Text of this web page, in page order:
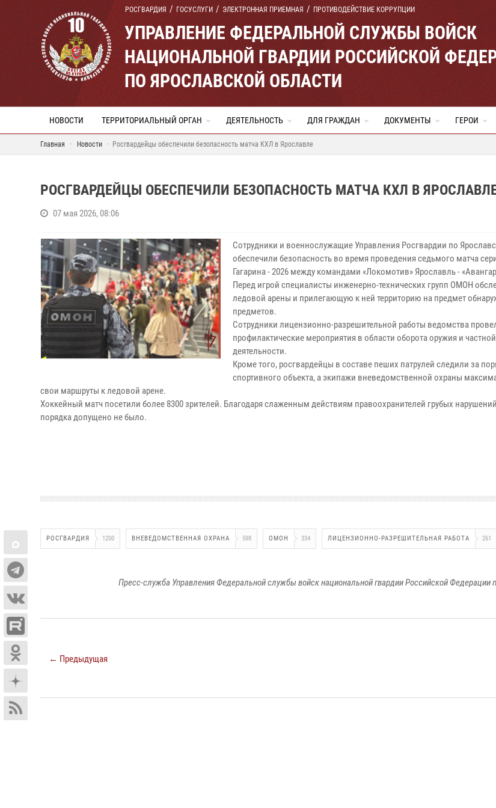
РОСГВАРДИЯ ГОСУСЛУГИ ЭЛЕКТРОННАЯ ПРИЕМНАЯ ПРОТИВОДЕЙСТВИЕ КОРРУПЦИИ
УПРАВЛЕНИЕ ФЕДЕРАЛЬНОЙ СЛУЖБЫ ВОЙСК
НАЦИОНАЛЬНОЙ ГВАРДИИ РОССИЙСКОЙ
ПО ЯРОСЛАВСКОЙ ОБЛАСТИ
НОВОСТИ ТЕРРИТОРИАЛЬНЫЙ ОРГАН ДЕЯТЕЛЬНОСТЬ ДЛЯ ГРАЖДАН ДОКУМЕНТЫ ГЕРОИ
Главная Новости Росгвардейцы обеспечили безопасность матча КХЛ в Ярославле
РОСГВАРДЕЙЦЫ ОБЕСПЕЧИЛИ БЕЗОПАСНОСТЬ МАТЧА КХЛ В
07 мая 2026, 08:06
Сотрудники и военнослужащие Управления Росгвардии по
обеспечили безопасность во время проведения седьмого матча
Гагарина - 2026 между командами «Локомотив» Ярославль -
Перед игрой специалисты инженерно-технических групп ОМОН
ледовой арены и прилегающую к ней территорию на предмет
предметов.
Сотрудники лицензионно-разрешительной работы ведомства
профилактические мероприятия в области оборота оружия и
деятельности.
Кроме того, росгвардейцы в составе пеших патрулей следили за
спортивного объекта, а экипажи вневедомственной охраны
свои маршруты к ледовой арене.
Хоккейный матч посетили более 8300 зрителей. Благодаря слаженным действиям правоохранителей грубых
порядка допущено не было.
РОСГВАРДИЯ 1200 ВНЕВЕДОМСТВЕННАЯ ОХРАНА 598 ОМОН 334 ЛИЦЕНЗИОННО-РАЗРЕШИТЕЛЬНАЯ РАБОТА 261
Пресс-служба Управления Федеральной службы войск национальной гвардии Российской Федерации
← Предыдущая